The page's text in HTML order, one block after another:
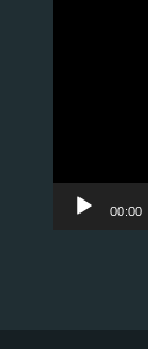
00:00